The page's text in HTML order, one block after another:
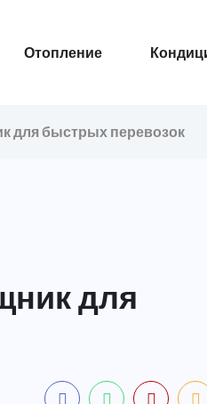
Отопление
для быстрых перевозок
для